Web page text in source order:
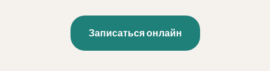
Записаться онлайн